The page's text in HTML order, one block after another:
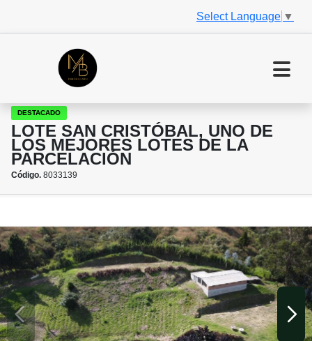
Select Language ▼
DESTACADO
LOTE SAN CRISTÓBAL, UNO DE
LOS MEJORES LOTES DE LA
PARCELACIÓN
Código. 8033139